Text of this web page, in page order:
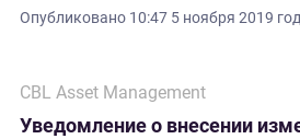
Опубликовано 10:47 5 ноября 2019
CBL Asset Management
Уведомление о внесении